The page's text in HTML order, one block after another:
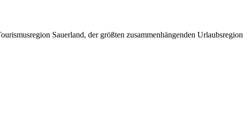
Sauerland, der größten zusammenhängenden Urlaubsregion